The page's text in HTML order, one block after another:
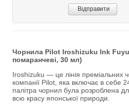
Чорнила Pilot Iroshizuku Ink
помаранчеві, 30 мл)
Iroshizuku — це лінія преміальних
компанії Pilot, яка включає в себе
палітра чорнил була розроблена
всю красу японської природи.